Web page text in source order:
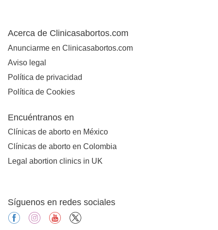
Acerca de Clinicasabortos.com
Anunciarme en Clinicasabortos.com
Aviso legal
Política de privacidad
Política de Cookies
Encuéntranos en
Clínicas de aborto en México
Clínicas de aborto en Colombia
Legal abortion clinics in UK
Síguenos en redes sociales
facebookinstagramyoutube